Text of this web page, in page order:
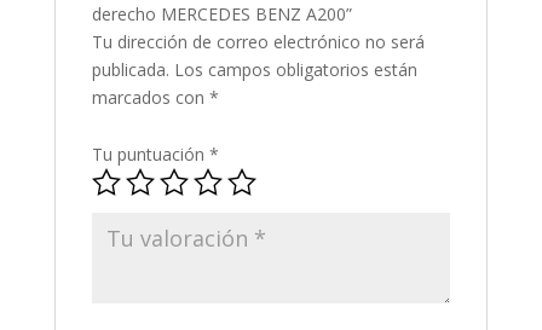
derecho MERCEDES BENZ A200”
Tu dirección de correo electrónico no será
publicada. Los campos obligatorios están
marcados con *
Tu puntuación *